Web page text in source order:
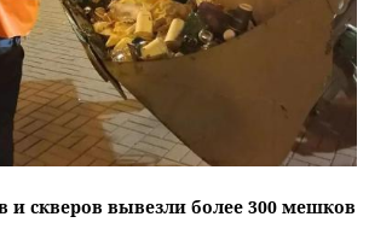
и скверов вывезли более 300 мешков